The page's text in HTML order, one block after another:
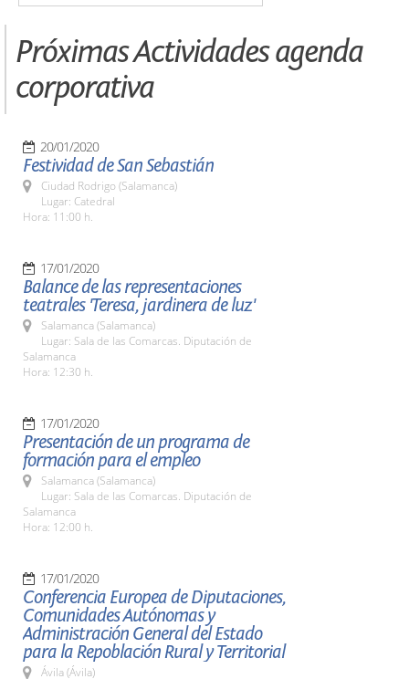
Próximas Actividades agenda
corporativa
20/01/2020
Festividad de San Sebastián
Ciudad Rodrigo (Salamanca)
Lugar: Catedral
Hora: 11:00 h.
17/01/2020
Balance de las representaciones
teatrales 'Teresa, jardinera de luz'
Salamanca (Salamanca)
Lugar: Sala de las Comarcas. Diputación de
Salamanca
Hora: 12:30 h.
17/01/2020
Presentación de un programa de
formación para el empleo
Salamanca (Salamanca)
Lugar: Sala de las Comarcas. Diputación de
Salamanca
Hora: 12:00 h.
17/01/2020
Conferencia Europea de Diputaciones,
Comunidades Autónomas y
Administración General del Estado
para la Repoblación Rural y Territorial
Ávila (Ávila)